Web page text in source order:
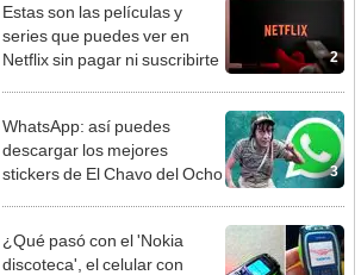
2
Estas son las películas y
series que puedes ver en
Netflix sin pagar ni suscribirte
3
WhatsApp: así puedes
descargar los mejores
stickers de El Chavo del Ocho
¿Qué pasó con el 'Nokia
discoteca', el celular con